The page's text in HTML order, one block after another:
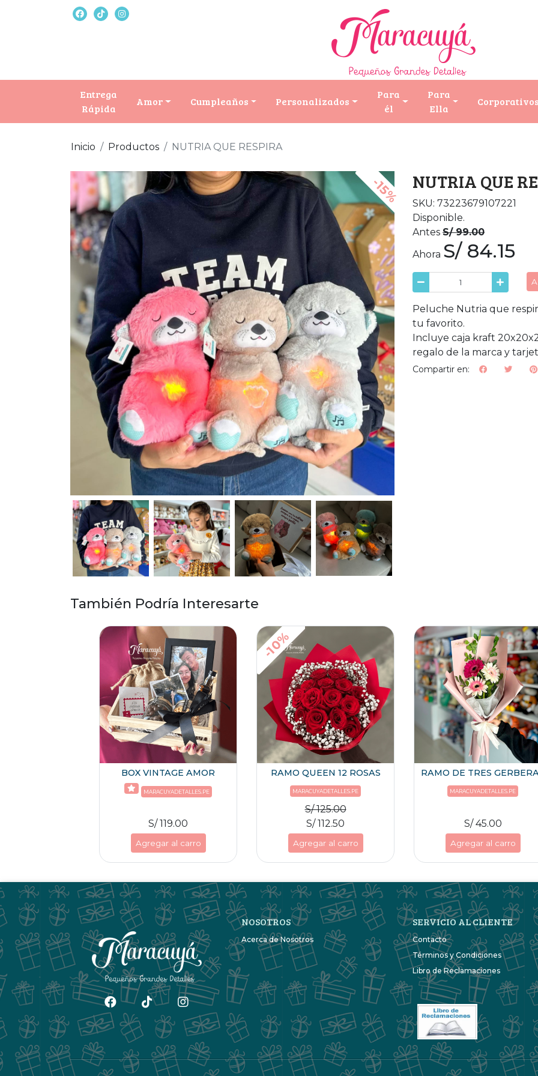
Entrega
Rápida
Amor Cumpleaños Personalizados
Para
él
Para
Ella
Inicio Productos NUTRIA QUE RESPIRA
-15% NUTRIA QUE
SKU: 73223679107221
Disponible.
Antes S/ 99.00
Ahora S/ 84.15
Peluche Nutria que
tu favorito.
Incluye caja kraft
regalo de la marca y
Compartir en:
También Podría Interesarte
BOX VINTAGE AMOR
MARACUYADETALLES.PE
S/ 119.00
Agregar al carro
-10%
RAMO QUEEN 12 ROSAS
MARACUYADETALLES.PE
S/ 125.00
S/ 112.50
Agregar al carro
RAMO DE TRES
MARACUYADETALLES.PE
S/ 45.00
Agregar al carro
NOSOTROS
Acerca de Nosotros
SERVICIO AL CLIENTE
Contacto
Términos y Condiciones
Libro de Reclamaciones